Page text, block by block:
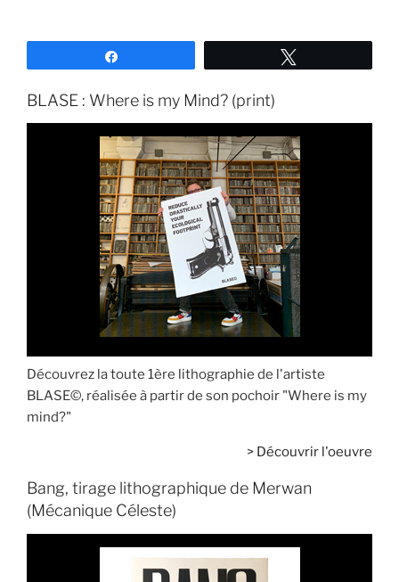
BLASE : Where is my Mind? (print)
Découvrez la toute 1ère lithographie de l'artiste
BLASE©, réalisée à partir de son pochoir "Where is my
mind?"
> Découvrir l'oeuvre
Bang, tirage lithographique de Merwan
(Mécanique Céleste)